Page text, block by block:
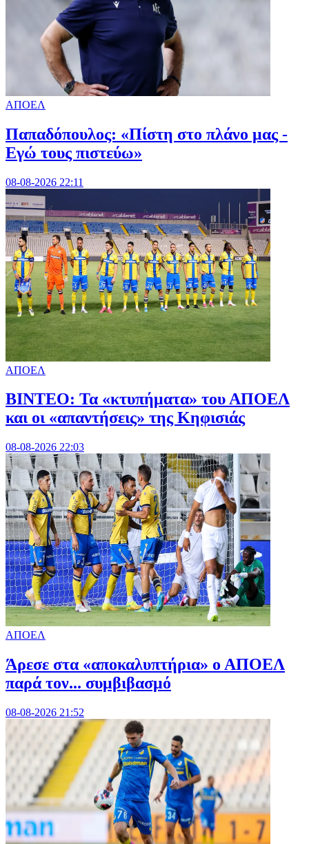
ΑΠΟΕΛ
Παπαδόπουλος: «Πίστη στο πλάνο μας -
Εγώ τους πιστεύω»
08-08-2026 22:11
ΑΠΟΕΛ
ΒΙΝΤΕΟ: Τα «κτυπήματα» του ΑΠΟΕΛ
και οι «απαντήσεις» της Κηφισιάς
08-08-2026 22:03
ΑΠΟΕΛ
Άρεσε στα «αποκαλυπτήρια» ο ΑΠΟΕΛ
παρά τον... συμβιβασμό
08-08-2026 21:52